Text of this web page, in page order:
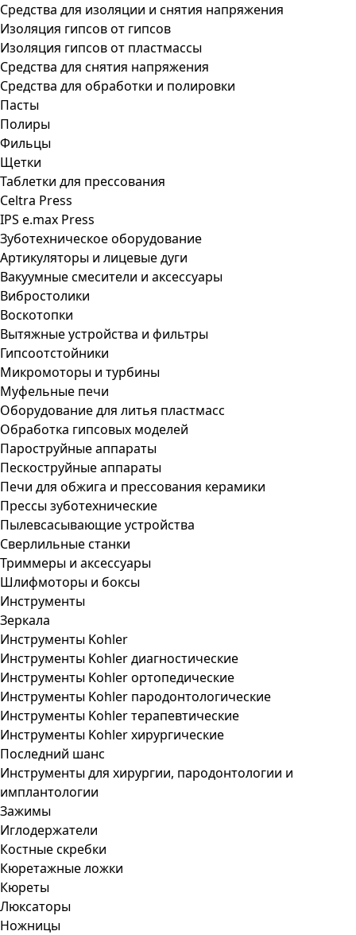
Средства для изоляции и снятия напряжения
Изоляция гипсов от гипсов
Изоляция гипсов от пластмассы
Средства для снятия напряжения
Средства для обработки и полировки
Пасты
Полиры
Фильцы
Щетки
Таблетки для прессования
Celtra Press
IPS e.max Press
Зуботехническое оборудование
Артикуляторы и лицевые дуги
Вакуумные смесители и аксессуары
Вибростолики
Воскотопки
Вытяжные устройства и фильтры
Гипсоотстойники
Микромоторы и турбины
Муфельные печи
Оборудование для литья пластмасс
Обработка гипсовых моделей
Пароструйные аппараты
Пескоструйные аппараты
Печи для обжига и прессования керамики
Прессы зуботехнические
Пылевсасывающие устройства
Сверлильные станки
Триммеры и аксессуары
Шлифмоторы и боксы
Инструменты
Зеркала
Инструменты Kohler
Инструменты Kohler диагностические
Инструменты Kohler ортопедические
Инструменты Kohler пародонтологические
Инструменты Kohler терапевтические
Инструменты Kohler хирургические
Последний шанс
Инструменты для хирургии, пародонтологии и
имплантологии
Зажимы
Иглодержатели
Костные скребки
Кюретажные ложки
Кюреты
Люксаторы
Ножницы